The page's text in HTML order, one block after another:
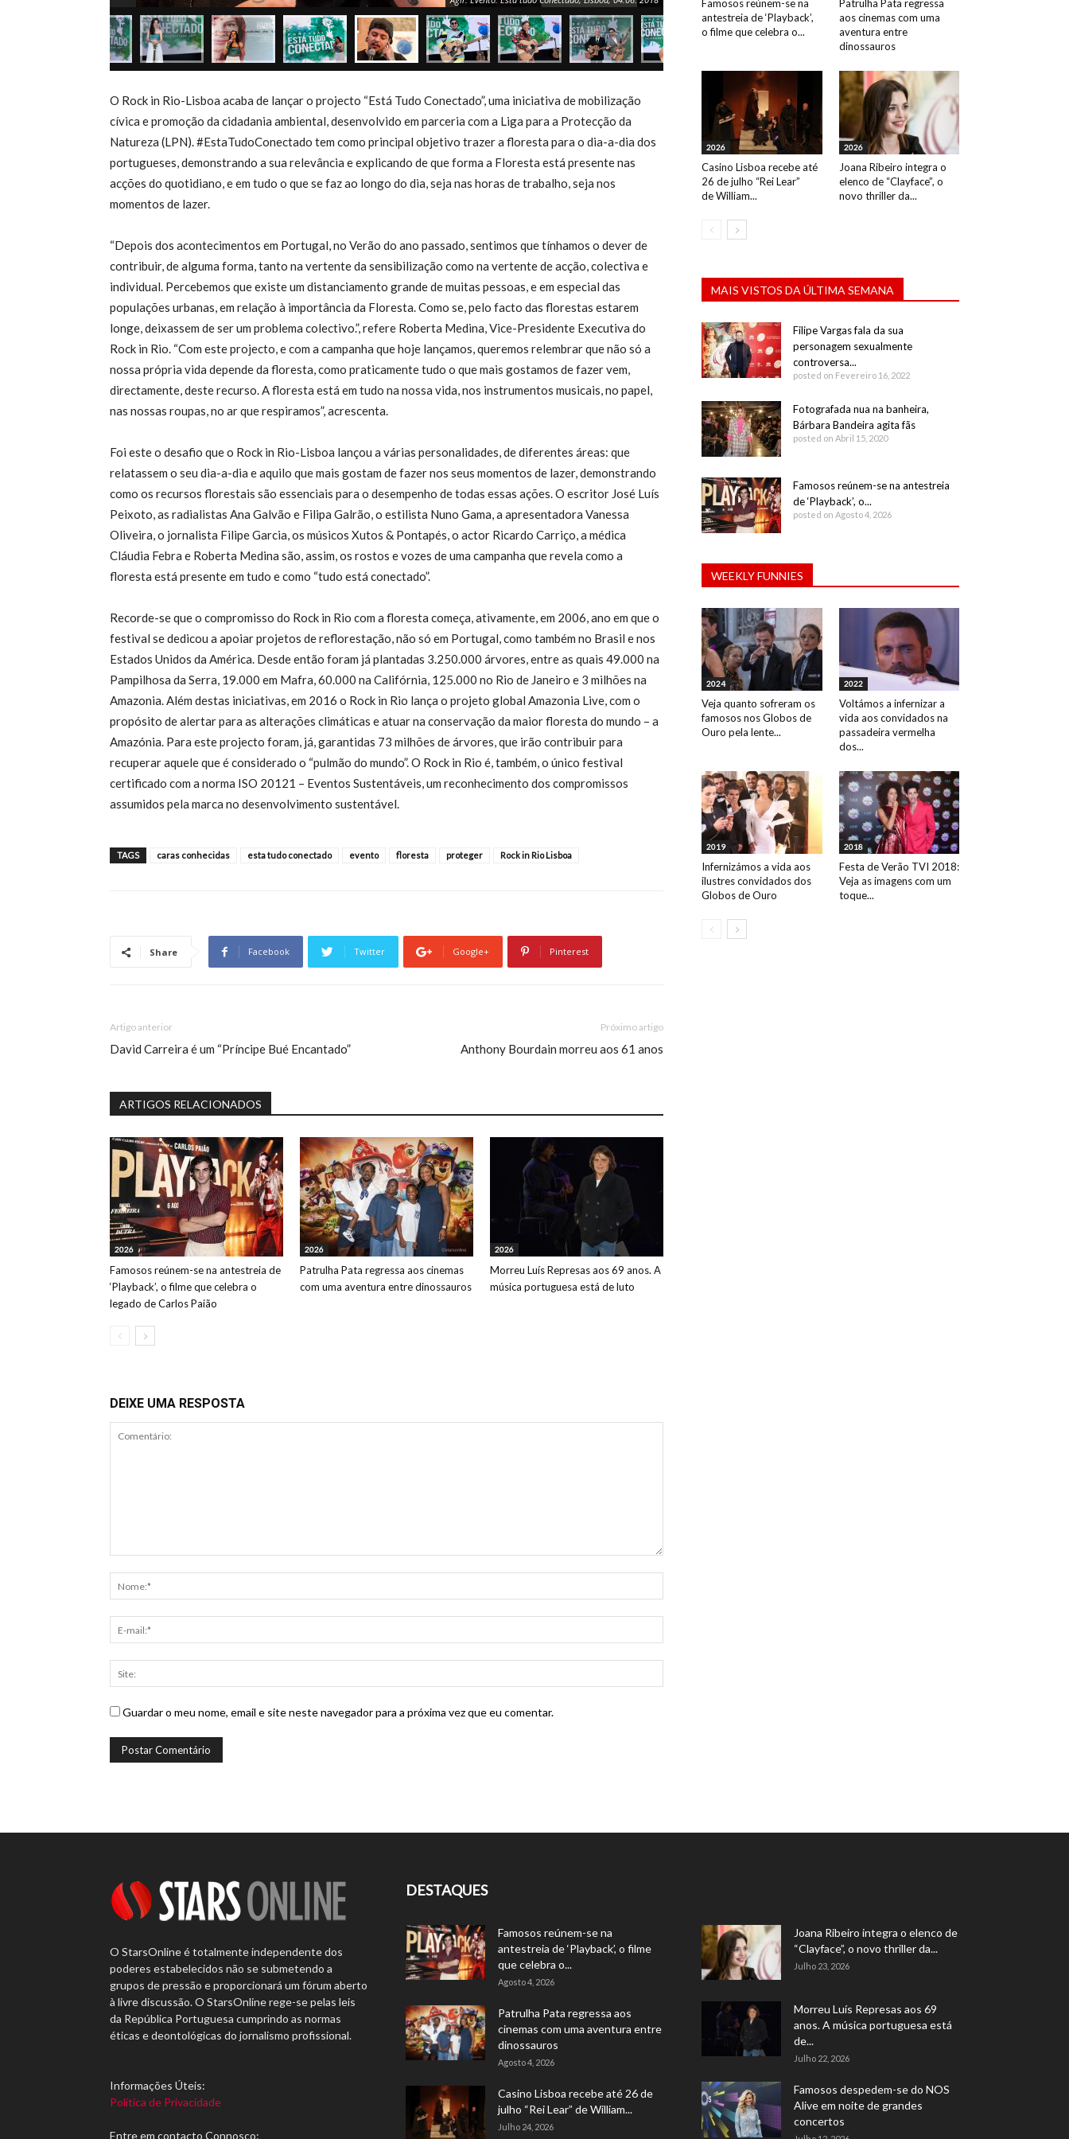
O Rock in Rio-Lisboa acaba de lançar o projecto “Está Tudo Conectado”, uma iniciativa de mobilização
cívica e promoção da cidadania ambiental, desenvolvido em parceria com a Liga para a Protecção da
Natureza (LPN). #EstaTudoConectado tem como principal objetivo trazer a floresta para o dia-a-dia dos
portugueses, demonstrando a sua relevância e explicando de que forma a Floresta está presente nas
acções do quotidiano, e em tudo o que se faz ao longo do dia, seja nas horas de trabalho, seja nos
momentos de lazer.
“Depois dos acontecimentos em Portugal, no Verão do ano passado, sentimos que tínhamos o dever de
contribuir, de alguma forma, tanto na vertente da sensibilização como na vertente de acção, colectiva e
individual. Percebemos que existe um distanciamento grande de muitas pessoas, e em especial das
populações urbanas, em relação à importância da Floresta. Como se, pelo facto das florestas estarem
longe, deixassem de ser um problema colectivo.”, refere Roberta Medina, Vice-Presidente Executiva do
Rock in Rio. “Com este projecto, e com a campanha que hoje lançamos, queremos relembrar que não só a
nossa própria vida depende da floresta, como praticamente tudo o que mais gostamos de fazer vem,
directamente, deste recurso. A floresta está em tudo na nossa vida, nos instrumentos musicais, no papel,
nas nossas roupas, no ar que respiramos”, acrescenta.
Foi este o desafio que o Rock in Rio-Lisboa lançou a várias personalidades, de diferentes áreas: que
relatassem o seu dia-a-dia e aquilo que mais gostam de fazer nos seus momentos de lazer, demonstrando
como os recursos florestais são essenciais para o desempenho de todas essas ações. O escritor José Luís
Peixoto, as radialistas Ana Galvão e Filipa Galrão, o estilista Nuno Gama, a apresentadora Vanessa
Oliveira, o jornalista Filipe Garcia, os músicos Xutos & Pontapés, o actor Ricardo Carriço, a médica
Cláudia Febra e Roberta Medina são, assim, os rostos e vozes de uma campanha que revela como a
floresta está presente em tudo e como “tudo está conectado”.
Recorde-se que o compromisso do Rock in Rio com a floresta começa, ativamente, em 2006, ano em que o
festival se dedicou a apoiar projetos de reflorestação, não só em Portugal, como também no Brasil e nos
Estados Unidos da América. Desde então foram já plantadas 3.250.000 árvores, entre as quais 49.000 na
Pampilhosa da Serra, 19.000 em Mafra, 60.000 na Califórnia, 125.000 no Rio de Janeiro e 3 milhões na
Amazonia. Além destas iniciativas, em 2016 o Rock in Rio lança o projeto global Amazonia Live, com o
propósito de alertar para as alterações climáticas e atuar na conservação da maior floresta do mundo – a
Amazónia. Para este projecto foram, já, garantidas 73 milhões de árvores, que irão contribuir para
recuperar aquele que é considerado o “pulmão do mundo”. O Rock in Rio é, também, o único festival
certificado com a norma ISO 20121 – Eventos Sustentáveis, um reconhecimento dos compromissos
assumidos pela marca no desenvolvimento sustentável.
TAGS caras conhecidas esta tudo conectado evento floresta proteger Rock in Rio Lisboa
Share Facebook Twitter Google+ Pinterest
Artigo anterior
David Carreira é um “Príncipe Bué Encantado”
Próximo artigo
Anthony Bourdain morreu aos 61 anos
ARTIGOS RELACIONADOS
2026
Famosos reúnem-se na antestreia de
‘Playback’, o filme que celebra o
legado de Carlos Paião
2026
Patrulha Pata regressa aos cinemas
com uma aventura entre dinossauros
2026
Morreu Luís Represas aos 69 anos. A
música portuguesa está de luto
DEIXE UMA RESPOSTA
Guardar o meu nome, email e site neste navegador para a próxima vez que eu comentar.
Famosos reúnem-se na
antestreia de ‘Playback’,
o filme que celebra o...
Patrulha Pata regressa
aos cinemas com uma
aventura entre
dinossauros
2026
Casino Lisboa recebe até
26 de julho “Rei Lear”
de William...
2026
Joana Ribeiro integra o
elenco de “Clayface”, o
novo thriller da...
MAIS VISTOS DA ÚLTIMA SEMANA
Filipe Vargas fala da sua
personagem sexualmente
controversa...
posted on Fevereiro 16, 2022
Fotografada nua na banheira,
Bárbara Bandeira agita fãs
posted on Abril 15, 2020
Famosos reúnem-se na antestreia
de ‘Playback’, o...
posted on Agosto 4, 2026
WEEKLY FUNNIES
2024
Veja quanto sofreram os
famosos nos Globos de
Ouro pela lente...
2022
Voltámos a infernizar a
vida aos convidados na
passadeira vermelha
dos...
2019
Infernizámos a vida aos
ilustres convidados dos
Globos de Ouro
2018
Festa de Verão TVI 2018:
Veja as imagens com um
toque...
O StarsOnline é totalmente independente dos
poderes estabelecidos não se submetendo a
grupos de pressão e proporcionará um fórum aberto
à livre discussão. O StarsOnline rege-se pelas leis
da República Portuguesa cumprindo as normas
éticas e deontológicas do jornalismo profissional.
Informações Úteis:
Política de Privacidade
Entre em contacto Connosco:
DESTAQUES
Famosos reúnem-se na
antestreia de ‘Playback’, o filme
que celebra o...
Agosto 4, 2026
Patrulha Pata regressa aos
cinemas com uma aventura entre
dinossauros
Agosto 4, 2026
Casino Lisboa recebe até 26 de
julho “Rei Lear” de William...
Julho 24, 2026
Joana Ribeiro integra o elenco de
“Clayface”, o novo thriller da...
Julho 23, 2026
Morreu Luís Represas aos 69
anos. A música portuguesa está
de...
Julho 22, 2026
Famosos despedem-se do NOS
Alive em noite de grandes
concertos